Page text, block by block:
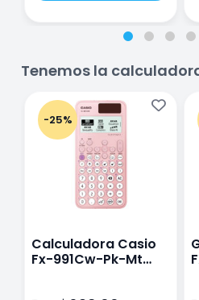
Tenemos la
-25%
Calculadora Casio
Fx-991Cw-Pk-Mt